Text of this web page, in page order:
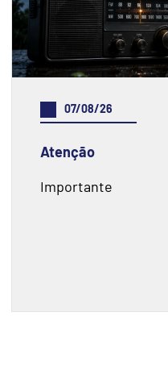
07/08/26
Atenção
Importante